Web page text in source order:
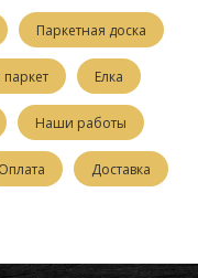
Паркетная доска
Елка
Наши работы
Оплата Доставка